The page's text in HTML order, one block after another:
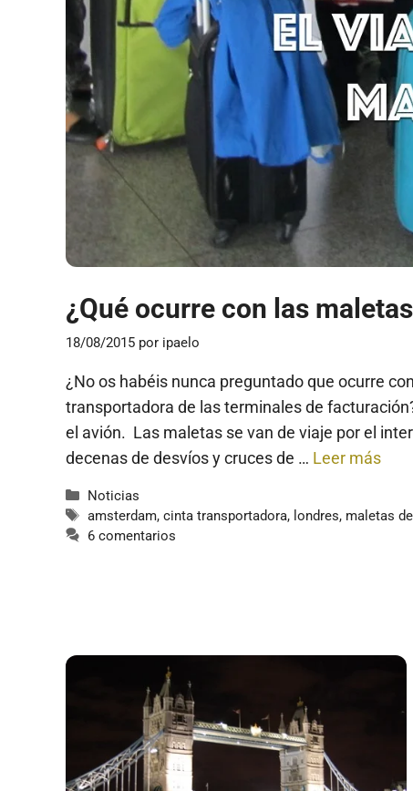
¿Qué ocurre con las
18/08/2015 por ipaelo
¿No os habéis nunca preguntado que ocurre
transportadora de las terminales de
el avión. Las maletas se van de viaje por el
decenas de desvíos y cruces de … Leer más
Categorías
Noticias
Etiquetas
amsterdam,cinta transportadora, londres, maletas
6 comentarios